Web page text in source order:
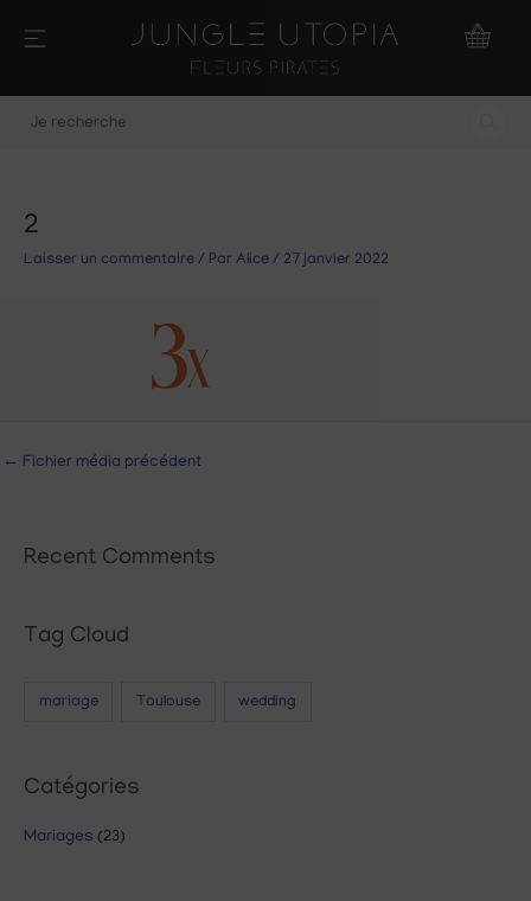
recherche
2
Laisser un commentaire / Par Alice / 27 janvier 2022
← Fichier média précédent
Recent Comments
Tag Cloud
mariage Toulouse wedding
Catégories
Mariages (23)